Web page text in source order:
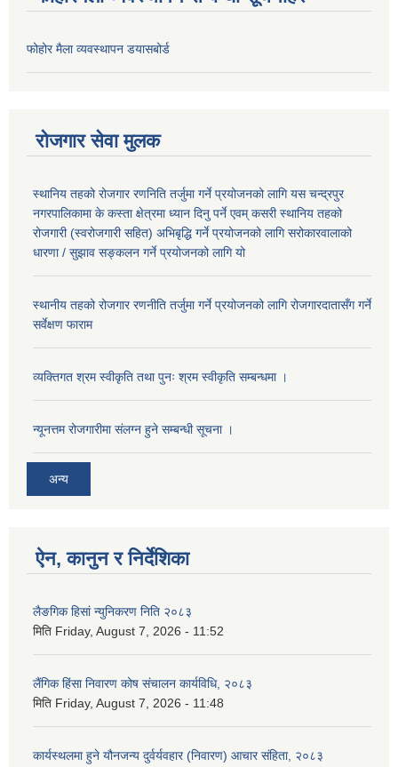
फोहोर मैला व्यवस्थापन डयासबोर्ड
रोजगार सेवा मुलक
स्थानिय तहको रोजगार रणनिति तर्जुमा गर्ने प्रयोजनको लागि यस चन्द्रपुर
नगरपालिकामा के कस्ता क्षेत्रमा ध्यान दिनु पर्ने एवम् कसरी स्थानिय तहको
रोजगारी (स्वरोजगारी सहित) अभिबृद्धि गर्ने प्रयोजनको लागि सरोकारवालाको
धारणा / सुझाव सङ्कलन गर्ने प्रयोजनको लागि यो
स्थानीय तहको रोजगार रणनीति तर्जुमा गर्ने प्रयोजनको लागि रोजगारदातासँग गर्ने
सर्वेक्षण फाराम
व्यक्तिगत श्रम स्वीकृति तथा पुनः श्रम स्वीकृति सम्बन्धमा ।
न्यूनत्तम रोजगारीमा संलग्न हुने सम्बन्धी सूचना ।
अन्य
ऐन, कानुन र निर्देशिका
लैङगिक हिसां न्युनिकरण निति २०८३
मिति Friday, August 7, 2026 - 11:52
लैंगिक हिंसा निवारण कोष संचालन कार्यविधि, २०८३
मिति Friday, August 7, 2026 - 11:48
कार्यस्थलमा हुने यौनजन्य दुर्वर्यवहार (निवारण) आचार संहिता, २०८३